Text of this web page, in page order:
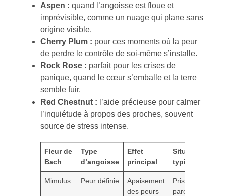
Aspen : quand l’angoisse est floue et
imprévisible, comme un nuage qui plane sans
origine visible.
Cherry Plum : pour ces moments où la peur
de perdre le contrôle de soi-même s’installe.
Rock Rose : parfait pour les crises de
panique, quand le cœur s’emballe et la terre
semble fuir.
Red Chestnut : l’aide précieuse pour calmer
l’inquiétude à propos des proches, souvent
source de stress intense.
Fleur de
Bach
Type
d’angoisse
Effet
principal
Situation
typique
Mimulus Peur définie
Apaisement
des peurs
Prise de
parole, peur